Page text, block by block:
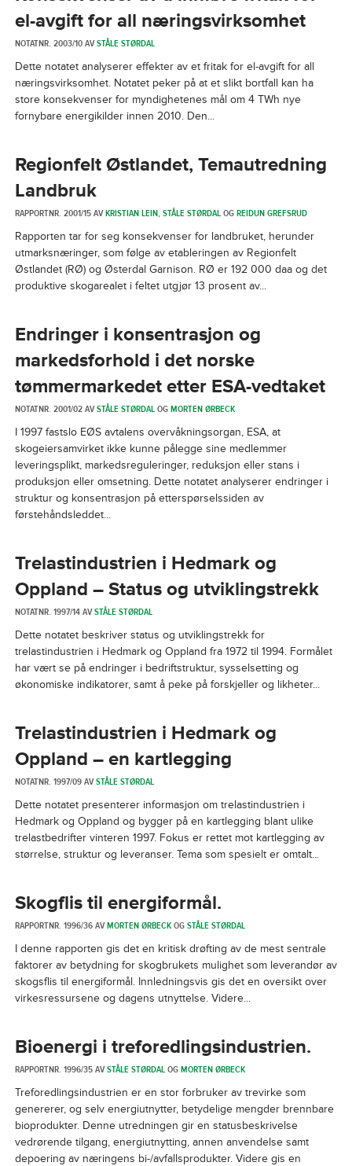
el-avgift for all næringsvirksomhet
NOTATNR. 2003/10 AVSTÅLE STØRDAL
Dette notatet analyserer effekter av et fritak for el-avgift for all
næringsvirksomhet. Notatet peker på at et slikt bortfall kan ha
store konsekvenser for myndighetenes mål om 4 TWh nye
fornybare energikilder innen 2010. Den...
Regionfelt Østlandet, Temautredning
Landbruk
RAPPORTNR. 2001/15 AVKRISTIAN LEIN,STÅLE STØRDALOGREIDUN GREFSRUD
Rapporten tar for seg konsekvenser for landbruket, herunder
utmarksnæringer, som følge av etableringen av Regionfelt
Østlandet (RØ) og Østerdal Garnison. RØ er 192 000 daa og det
produktive skogarealet i feltet utgjør 13 prosent av...
Endringer i konsentrasjon og
markedsforhold i det norske
tømmermarkedet etter ESA-vedtaket
NOTATNR. 2001/02 AVSTÅLE STØRDALOGMORTEN ØRBECK
I 1997 fastslo EØS avtalens overvåkningsorgan, ESA, at
skogeiersamvirket ikke kunne pålegge sine medlemmer
leveringsplikt, markedsreguleringer, reduksjon eller stans i
produksjon eller omsetning. Dette notatet analyserer endringer i
struktur og konsentrasjon på etterspørselssiden av
førstehåndsleddet...
Trelastindustrien i Hedmark og
Oppland – Status og utviklingstrekk
NOTATNR. 1997/14 AVSTÅLE STØRDAL
Dette notatet beskriver status og utviklingstrekk for
trelastindustrien i Hedmark og Oppland fra 1972 til 1994. Formålet
har vært se på endringer i bedriftstruktur, sysselsetting og
økonomiske indikatorer, samt å peke på forskjeller og likheter...
Trelastindustrien i Hedmark og
Oppland – en kartlegging
NOTATNR. 1997/09 AVSTÅLE STØRDAL
Dette notatet presenterer informasjon om trelastindustrien i
Hedmark og Oppland og bygger på en kartlegging blant ulike
trelastbedrifter vinteren 1997. Fokus er rettet mot kartlegging av
størrelse, struktur og leveranser. Tema som spesielt er omtalt...
Skogflis til energiformål.
RAPPORTNR. 1996/36 AVMORTEN ØRBECKOGSTÅLE STØRDAL
I denne rapporten gis det en kritisk drøfting av de mest sentrale
faktorer av betydning for skogbrukets mulighet som leverandør av
skogsflis til energiformål. Innledningsvis gis det en oversikt over
virkesressursene og dagens utnyttelse. Videre...
Bioenergi i treforedlingsindustrien.
RAPPORTNR. 1996/35 AVSTÅLE STØRDALOGMORTEN ØRBECK
Treforedlingsindustrien er en stor forbruker av trevirke som
genererer, og selv energiutnytter, betydelige mengder brennbare
bioprodukter. Denne utredningen gir en statusbeskrivelse
vedrørende tilgang, energiutnytting, annen anvendelse samt
depoering av næringens bi-/avfallsprodukter. Videre gis en